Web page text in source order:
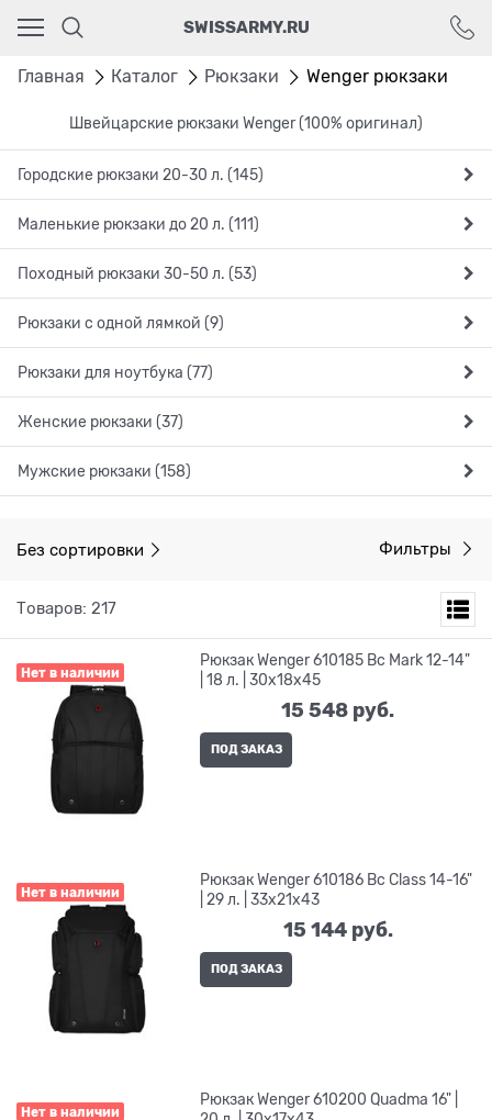
SWISSARMY.RU
Главная Каталог Рюкзаки Wenger рюкзаки
Швейцарские рюкзаки Wenger (100% оригинал)
Городские рюкзаки 20-30 л. (145)
Маленькие рюкзаки до 20 л. (111)
Походный рюкзаки 30-50 л. (53)
Рюкзаки с одной лямкой (9)
Рюкзаки для ноутбука (77)
Женские рюкзаки (37)
Мужские рюкзаки (158)
Без сортировки Фильтры
Товаров: 217
Нет в наличии
Рюкзак Wenger 610185 Bc Mark 12-14"
| 18 л. | 30x18x45
15 548 руб.
ПОД ЗАКАЗ
Нет в наличии
Рюкзак Wenger 610186 Bc Class 14-16"
| 29 л. | 33x21x43
15 144 руб.
ПОД ЗАКАЗ
Нет в наличии
Рюкзак Wenger 610200 Quadma 16" |
Ваш город - Москва,
угадали?
ДА НЕТ